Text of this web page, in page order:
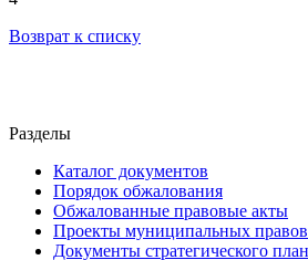
Возврат к списку
Разделы
Каталог документов
Порядок обжалования
Обжалованные правовые акты
Проекты муниципальных
Документы стратегического